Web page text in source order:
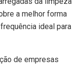
a melhor forma
ideal para
de empresas